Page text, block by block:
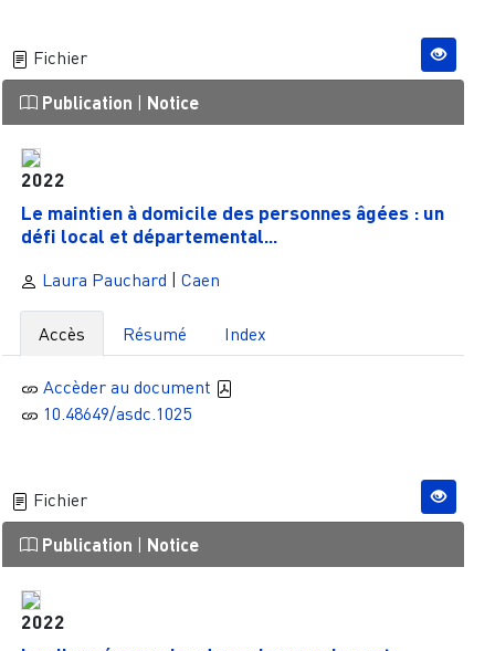
Fichier
Publication Notice
2022
Le maintien à domicile des personnes âgées : un
défi local et départemental...
Laura Pauchard | Caen
Accès Résumé Index
Accèder au document
10.48649/asdc.1025
Fichier
Publication Notice
2022